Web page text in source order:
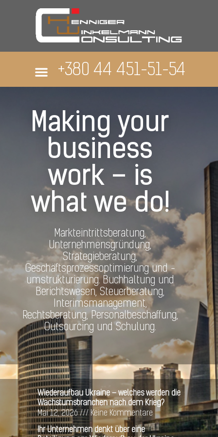
+380 44 451-51-54
Making your
business
work – is
what we do!
Markteintrittsberatung,
Unternehmensgründung,
Strategieberatung,
Geschäftsprozessoptimierung und -
umstrukturierung. Buchhaltung und
Berichtswesen, Steuerberatung,
Interimsmanagement,
Rechtsberatung, Personalbeschaffung,
Outsourcing und Schulung.
Wiederaufbau Ukraine – welches werden die
Wachstumsbranchen nach dem Krieg?
Mai 12, 2026
Keine Kommentare
Ihr Unternehmen denkt über eine